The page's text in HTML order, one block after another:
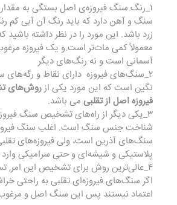
۱_رنگ سنگ فیروزه‌ی اصل بستگی به
سنگ و آهن دارد که باید رنگ آن آبی کم
زرد باشد. این مورد را در نظر داشته
معمولاً کمی مات‌تر است.‌و یک فیروزه‌
آسمانی است و نه رنگ‌های دیگر
۲_سنگ‌های فیروزه دارای نقاط و
نگین است که این مورد یکی ازروش‌های
فیروزه اصل از تقلبی می باشد.
۳_یکی دیگر از راه‌های تشخیص سنگ
شناخت جنس سنگ است. اغلب سنگ
سنگ‌های آذرین است، ولی فیروزه‌های
پلاستیکی و شیشه‌ای و حتی سرامیکی وارد
۴_عالی‌ترین روش برای تشخیص این
اگر سنگ‌های فیروزه‌ای تقلبی به راحتی
اعتماد نیستند پس این سنگ اصل و